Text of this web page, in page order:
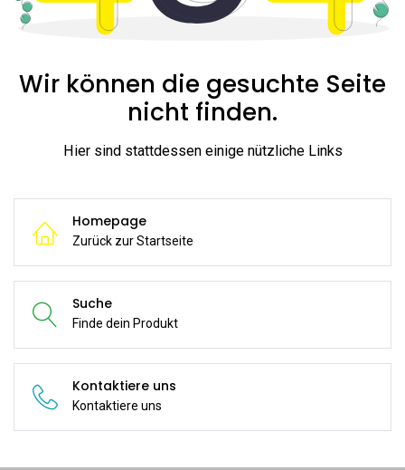
Wir können die gesuchte Seite
nicht finden.
Hier sind stattdessen einige nützliche Links
Homepage
Zurück zur Startseite
Suche
Finde dein Produkt
Kontaktiere uns
Kontaktiere uns